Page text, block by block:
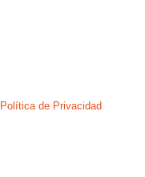
Política de Privacidad